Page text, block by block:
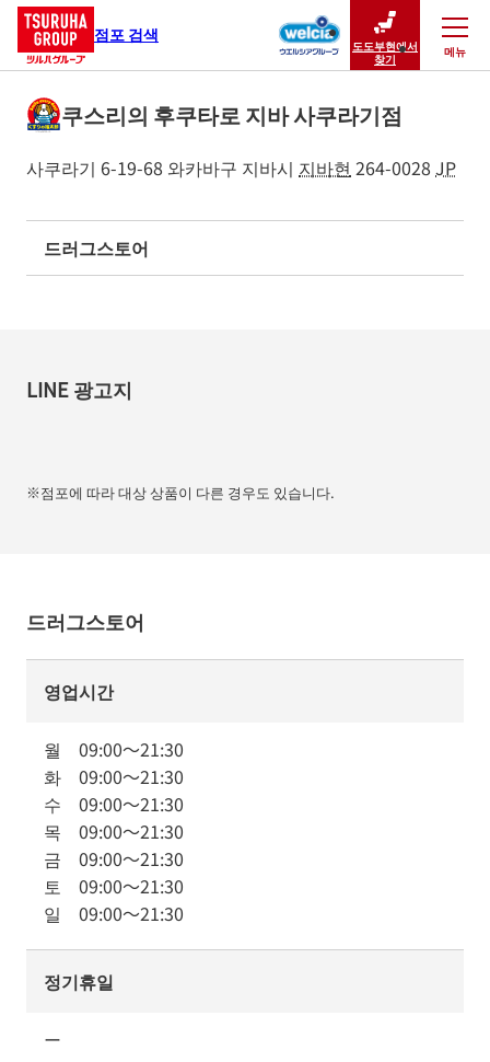
점포 검색
도도부현에서
찾기
메뉴
닫기
쿠스리의 후쿠타로 지바 사쿠라기점
사쿠라기 6-19-68 와카바구 지바시 지바현 264-0028 JP
드러그스토어
LINE 광고지
※점포에 따라 대상 상품이 다른 경우도 있습니다.
드러그스토어
영업시간
월 09:00～21:30
화 09:00～21:30
수 09:00～21:30
목 09:00～21:30
금 09:00～21:30
토 09:00～21:30
일 09:00～21:30
정기휴일
ー